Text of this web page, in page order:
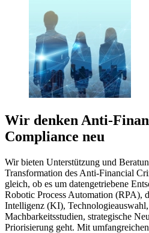
Wir denken Anti-​
Compliance neu
Wir bieten Unterstützung und
Transformation des Anti-​Financial
gleich, ob es um datengetriebene
Robotic Process Automation (RPA),
Intelligenz (KI), Technologieauswahl,
Machbarkeitsstudien, strategische
Priorisierung geht. Mit